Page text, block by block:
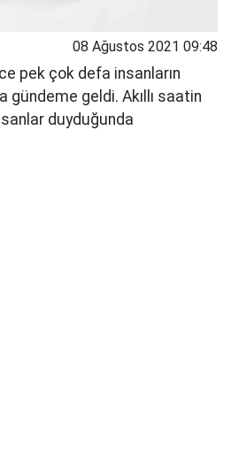
08 Ağustos 2021 09:48
pek çok defa insanların
gündeme geldi. Akıllı saatin
duyduğunda